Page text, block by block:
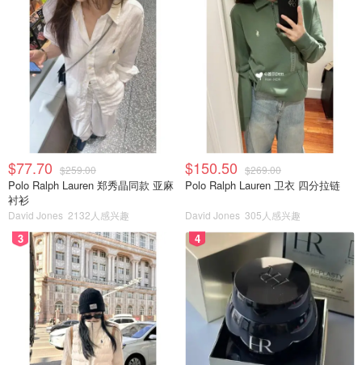
$77.70 $259.00
Polo Ralph Lauren 郑秀晶同款 亚麻
衬衫
David Jones 2132人感兴趣
$150.50 $269.00
Polo Ralph Lauren 卫衣 四分拉链
David Jones 305人感兴趣
3 4